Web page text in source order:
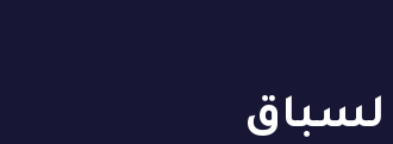
لسباق